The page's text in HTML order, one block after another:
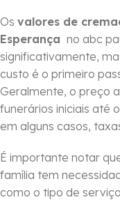
Os valores de
Esperança no abc
significativamente,
custo é o primeiro
Geralmente, o preço
funerários iniciais até
em alguns casos,
É importante notar
família tem
como o tipo de